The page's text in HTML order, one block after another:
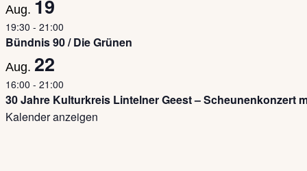
Aug. 19
19:30 - 21:00
Bündnis 90 / Die Grünen
Aug. 22
16:00 - 21:00
30 Jahre Kulturkreis Lintelner Geest – Scheunenkonzert
Kalender anzeigen